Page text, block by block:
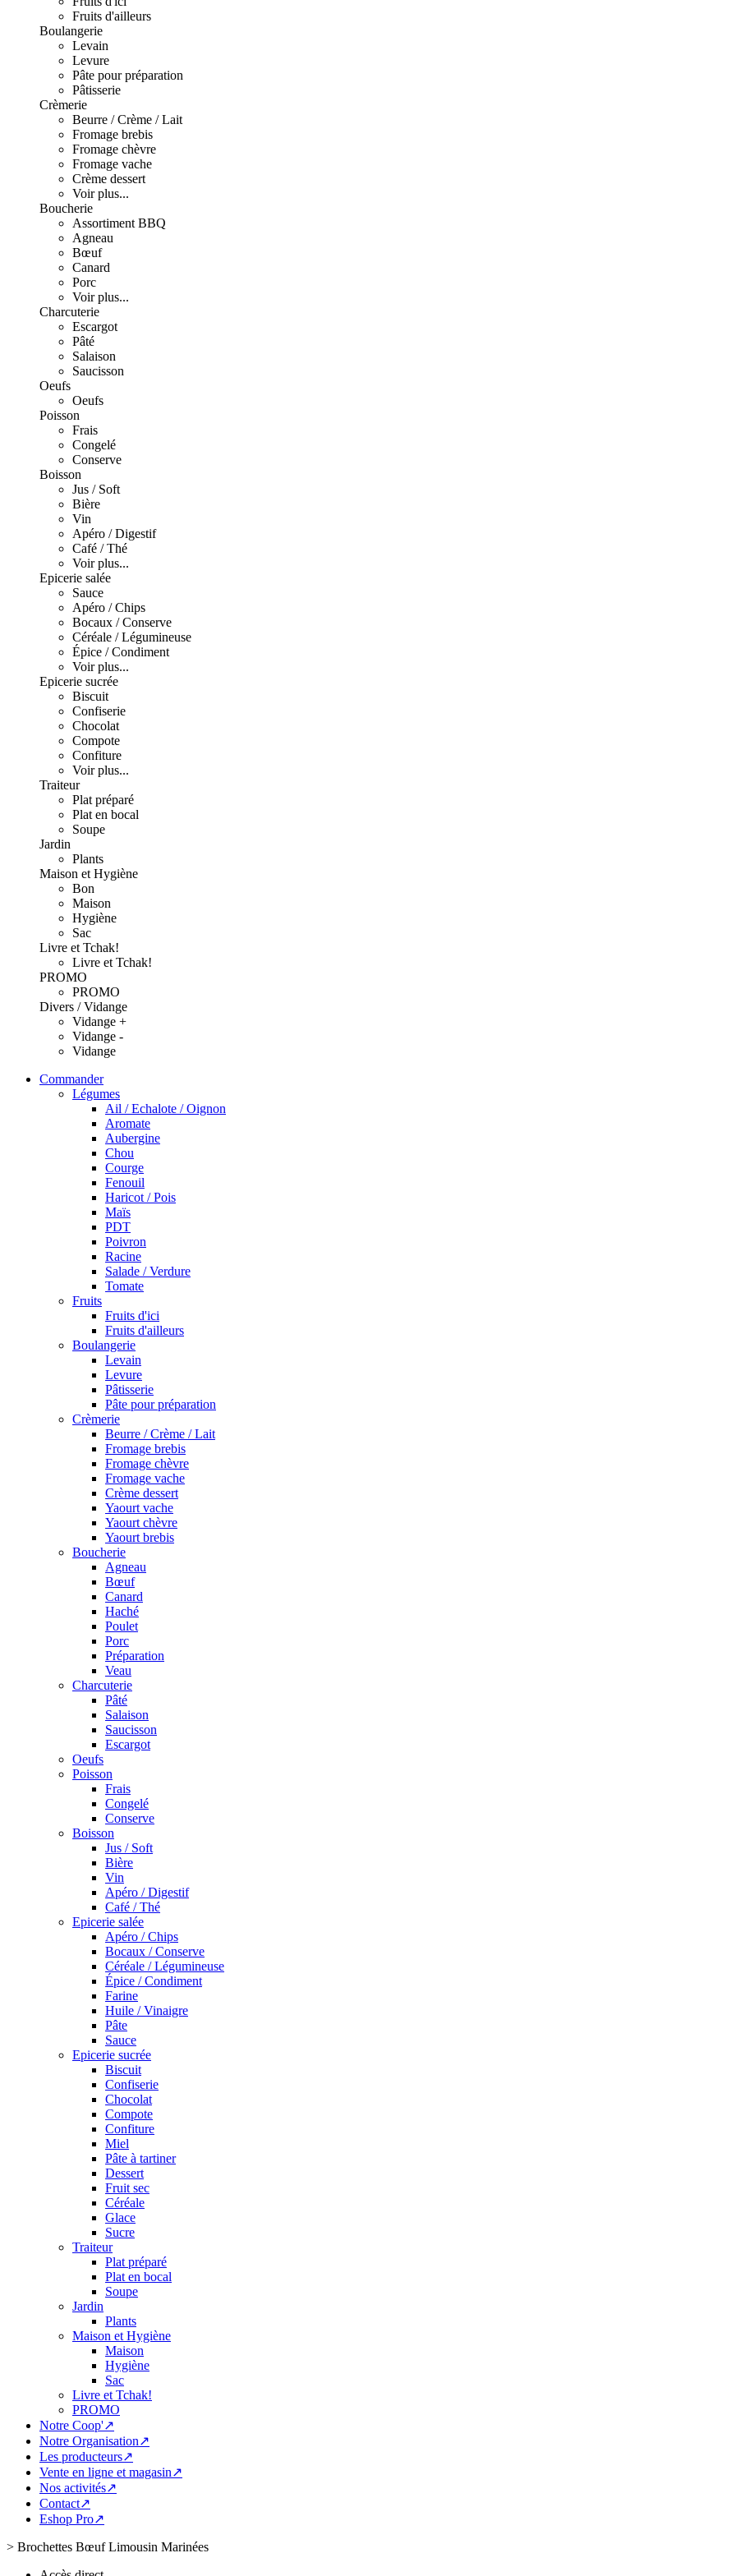
Fruits d'ailleurs
Boulangerie
Levain
Levure
Pâte pour préparation
Pâtisserie
Crèmerie
Beurre / Crème / Lait
Fromage brebis
Fromage chèvre
Fromage vache
Crème dessert
Voir plus...
Boucherie
Assortiment BBQ
Agneau
Bœuf
Canard
Porc
Voir plus...
Charcuterie
Escargot
Pâté
Salaison
Saucisson
Oeufs
Oeufs
Poisson
Frais
Congelé
Conserve
Boisson
Jus / Soft
Bière
Vin
Apéro / Digestif
Café / Thé
Voir plus...
Epicerie salée
Sauce
Apéro / Chips
Bocaux / Conserve
Céréale / Légumineuse
Épice / Condiment
Voir plus...
Epicerie sucrée
Biscuit
Confiserie
Chocolat
Compote
Confiture
Voir plus...
Traiteur
Plat préparé
Plat en bocal
Soupe
Jardin
Plants
Maison et Hygiène
Bon
Maison
Hygiène
Sac
Livre et Tchak!
Livre et Tchak!
PROMO
PROMO
Divers / Vidange
Vidange +
Vidange -
Vidange
Commander
Légumes
Ail / Echalote / Oignon
Aromate
Aubergine
Chou
Courge
Fenouil
Haricot / Pois
Maïs
PDT
Poivron
Racine
Salade / Verdure
Tomate
Fruits
Fruits d'ici
Fruits d'ailleurs
Boulangerie
Levain
Levure
Pâtisserie
Pâte pour préparation
Crèmerie
Beurre / Crème / Lait
Fromage brebis
Fromage chèvre
Fromage vache
Crème dessert
Yaourt vache
Yaourt chèvre
Yaourt brebis
Boucherie
Agneau
Bœuf
Canard
Haché
Poulet
Porc
Préparation
Veau
Charcuterie
Pâté
Salaison
Saucisson
Escargot
Oeufs
Poisson
Frais
Congelé
Conserve
Boisson
Jus / Soft
Bière
Vin
Apéro / Digestif
Café / Thé
Epicerie salée
Apéro / Chips
Bocaux / Conserve
Céréale / Légumineuse
Épice / Condiment
Farine
Huile / Vinaigre
Pâte
Sauce
Epicerie sucrée
Biscuit
Confiserie
Chocolat
Compote
Confiture
Miel
Pâte à tartiner
Dessert
Fruit sec
Céréale
Glace
Sucre
Traiteur
Plat préparé
Plat en bocal
Soupe
Jardin
Plants
Maison et Hygiène
Maison
Hygiène
Sac
Livre et Tchak!
PROMO
Notre Coop'↗
Notre Organisation↗
Les producteurs↗
Vente en ligne et magasin↗
Nos activités↗
Contact↗
Eshop Pro↗
> Brochettes Bœuf Limousin Marinées